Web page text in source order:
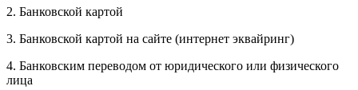
2. Банковской картой
3. Банковской картой на сайте (интернет эквайринг)
4. Банковским переводом от юридического или физического
лица